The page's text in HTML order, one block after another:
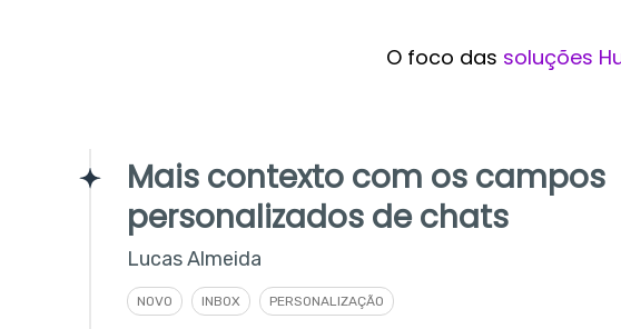
O foco das soluções
Mais contexto com os campos
personalizados de chats
Lucas Almeida
NOVO INBOX PERSONALIZAÇÃO